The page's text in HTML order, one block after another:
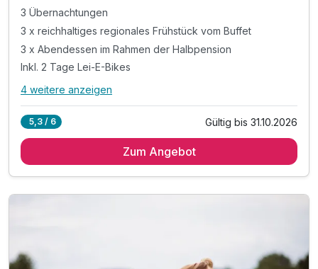
3 Übernachtungen
3 x reichhaltiges regionales Frühstück vom Buffet
3 x Abendessen im Rahmen der Halbpension
Inkl. 2 Tage Lei-E-Bikes
Alle Inklusivleistungen
3 x reichhaltiges regionales Frühstück vom Buffet
Tipp: die Rund 188 km lange Mountainbikestrecke
4 weitere anzeigen
5,3 / 6 Gültig bis 31.10.2026
Zum Angebot